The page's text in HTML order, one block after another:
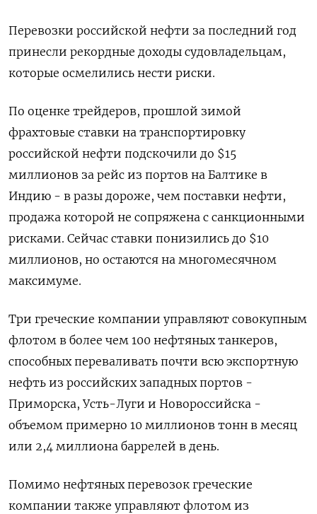
Перевозки российской нефти за последний год
принесли рекордные доходы судовладельцам,
которые осмелились нести риски.
По оценке трейдеров, прошлой зимой
фрахтовые ставки на транспортировку
российской нефти подскочили до $15
миллионов за рейс из портов на Балтике в
Индию - в разы дороже, чем поставки нефти,
продажа которой не сопряжена с санкционными
рисками. Сейчас ставки понизились до $10
миллионов, но остаются на многомесячном
максимуме.
Три греческие компании управляют совокупным
флотом в более чем 100 нефтяных танкеров,
способных переваливать почти всю экспортную
нефть из российских западных портов -
Приморска, Усть-Луги и Новороссийска -
объемом примерно 10 миллионов тонн в месяц
или 2,4 миллиона баррелей в день.
Помимо нефтяных перевозок греческие
компании также управляют флотом из